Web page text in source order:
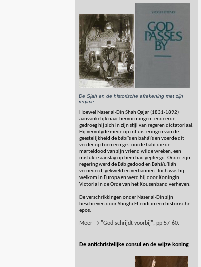
De Sjah en de historische afrekening met zijn
regime.
Hoewel Naser al-Din Shah Qajar (1831-1892)
aanvankelijk naar hervormingen tendeerde,
gedroeg hij zich in zijn stijl van regeren dictatoriaal.
Hij vervolgde mede op influisteringen van de
geestelijkheid de bábí's en bahá'ís en voerde dit
verder op toen een gestoorde bábí die de
marteldood van zijn vriend wilde wreken, een
mislukte aanslag op hem had gepleegd. Onder zijn
regering werd de Báb gedood en Bahá'u'lláh
vernederd, gekweld en verbannen. Toch was hij
welkom in Europa en werd hij door Koningin
Victoria in de Orde van het Kousenband verheven.
De verschrikkingen onder Naser al-Din zijn
beschreven door Shoghi Effendi in een historische
epos.
Meer → "God schrijdt voorbij", pp 57-60.
De antichristelijke consul en de wijze koning